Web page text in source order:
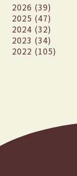
2026 (39)
2025 (47)
2024 (32)
2023 (34)
2022 (105)